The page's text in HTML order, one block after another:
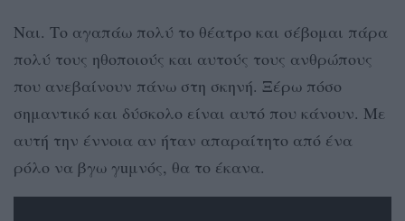
Ναι. Το αγαπάω πολύ το θέατρο και σέβομαι πάρα
πολύ τους ηθοποιούς και αυτούς τους ανθρώπους
που ανεβαίνουν πάνω στη σκηνή. Ξέρω πόσο
σημαντικό και δύσκολο είναι αυτό που κάνουν. Με
αυτή την έννοια αν ήταν απαραίτητο από ένα
ρόλο να βγω γuμνός, θα το έκανα.